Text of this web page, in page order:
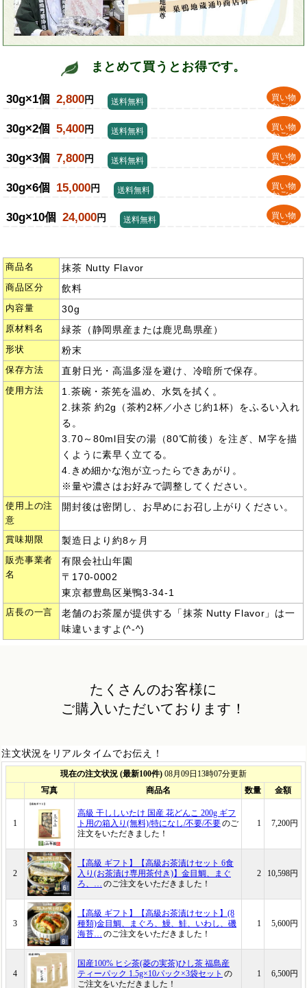
まとめて買うとお得です。
30g×1個 2,800円
買い物
かごへ
送料無料
30g×2個 5,400円
買い物
かごへ
送料無料
30g×3個 7,800円
買い物
かごへ
送料無料
30g×6個 15,000円
買い物
かごへ
送料無料
30g×10個 24,000円
買い物
かごへ
送料無料
商品名 抹茶 Nutty Flavor
商品区分 飲料
内容量 30g
原材料名 緑茶（静岡県産または鹿児島県産）
形状 粉末
保存方法 直射日光・高温多湿を避け、冷暗所で保存。
使用方法
1.茶碗・茶筅を温め、水気を拭く。
2.抹茶 約2g（茶杓2杯／小さじ約1杯）をふるい入れ
る。
3.70～80ml目安の湯（80℃前後）を注ぎ、M字を描
くように素早く立てる。
4.きめ細かな泡が立ったらできあがり。
※量や濃さはお好みで調整してください。
使用上の注
意
開封後は密閉し、お早めにお召し上がりください。
賞味期限 製造日より約8ヶ月
販売事業者
名
有限会社山年園
〒170-0002
東京都豊島区巣鴨3-34-1
店長の一言
老舗のお茶屋が提供する「抹茶 Nutty Flavor」は一
味違いますよ(^-^)
たくさんのお客様に
ご購入いただいております！
注文状況をリアルタイムでお伝え！